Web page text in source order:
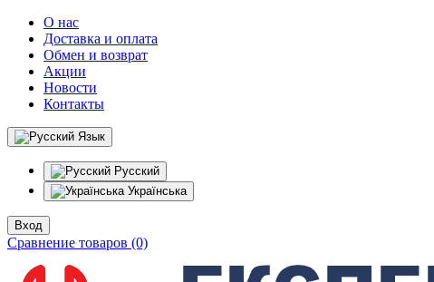
О нас
Доставка и оплата
Обмен и возврат
Акции
Новости
Контакты
Язык
Русский
Українська
Вход
Сравнение товаров (0)